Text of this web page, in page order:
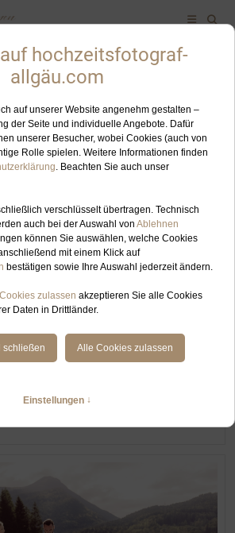
SCHLAGWORT: FOTOGRAFIE